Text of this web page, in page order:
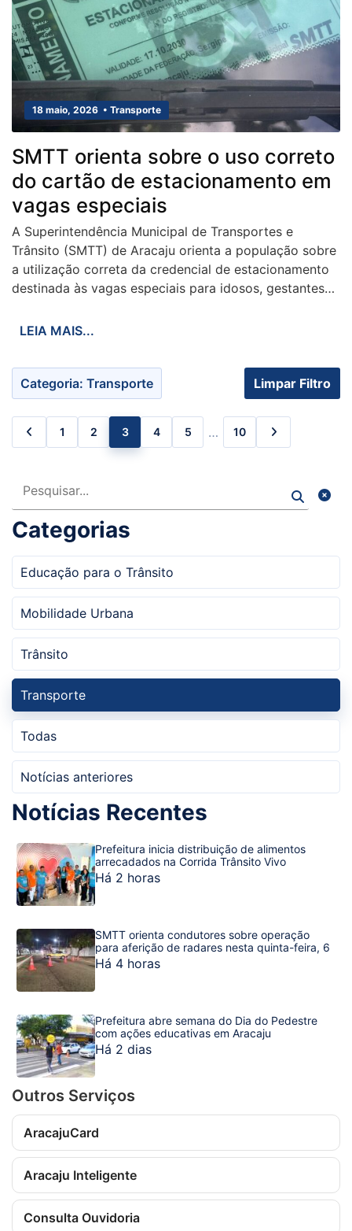
18 maio, 2026 • Transporte
SMTT orienta sobre o uso correto
do cartão de estacionamento em
vagas especiais
A Superintendência Municipal de Transportes e
Trânsito (SMTT) de Aracaju orienta a população sobre
a utilização correta da credencial de estacionamento
destinada às vagas especiais para idosos, gestantes…
LEIA MAIS...
Categoria: Transporte Limpar Filtro
1 2 3 4 5 … 10
Categorias
Educação para o Trânsito
Mobilidade Urbana
Trânsito
Transporte
Todas
Notícias anteriores
Notícias Recentes
Prefeitura inicia distribuição de alimentos
arrecadados na Corrida Trânsito Vivo
Há 2 horas
SMTT orienta condutores sobre operação
para aferição de radares nesta quinta-feira, 6
Há 4 horas
Prefeitura abre semana do Dia do Pedestre
com ações educativas em Aracaju
Há 2 dias
Outros Serviços
AracajuCard
Aracaju Inteligente
Consulta Ouvidoria